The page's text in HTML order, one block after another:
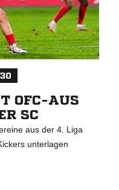
OFC-AUS
SC
aus der 4. Liga
unterlagen